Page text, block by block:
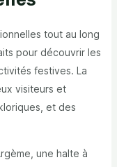
tout au long
pour découvrir les
festives. La
visiteurs et
et des
une halte à